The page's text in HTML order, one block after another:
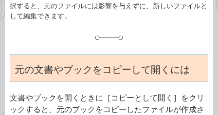
択すると、元のファイルには影響を与えずに、新しいファイルと
して編集できます。
元の文書やブックをコピーして開くには
文書やブックを開くときに［コピーとして開く］をクリ
ックすると、元のブックをコピーしたファイルが作成さ